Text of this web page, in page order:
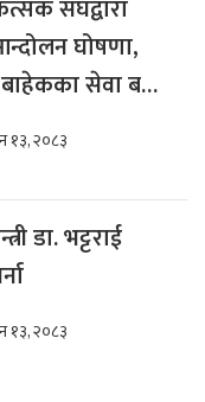
संघद्वारा
घोषणा,
सेवा बन्द
१३, २०८३
डा. भट्टराई
१३, २०८३